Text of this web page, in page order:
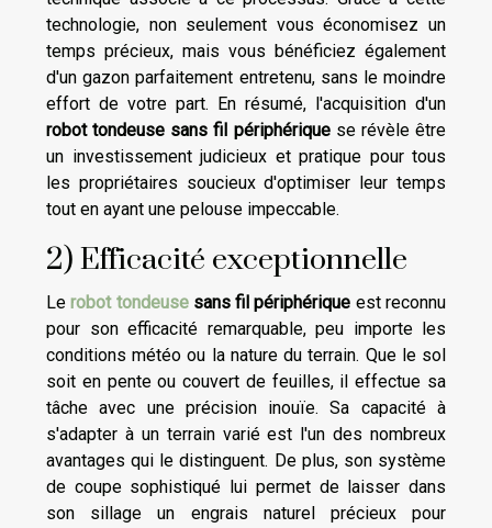
technologie, non seulement vous économisez un
temps précieux, mais vous bénéficiez également
d'un gazon parfaitement entretenu, sans le moindre
effort de votre part. En résumé, l'acquisition d'un
robot tondeuse sans fil périphériquese révèle être
un investissement judicieux et pratique pour tous
les propriétaires soucieux d'optimiser leur temps
tout en ayant une pelouse impeccable.
2) Efficacité exceptionnelle
Lerobot tondeusesans fil périphérique est reconnu
pour son efficacité remarquable, peu importe les
conditions météo ou la nature du terrain. Que le sol
soit en pente ou couvert de feuilles, il effectue sa
tâche avec une précision inouïe. Sa capacité à
s'adapter à un terrain varié est l'un des nombreux
avantages qui le distinguent. De plus, son système
de coupe sophistiqué lui permet de laisser dans
son sillage un engrais naturel précieux pour